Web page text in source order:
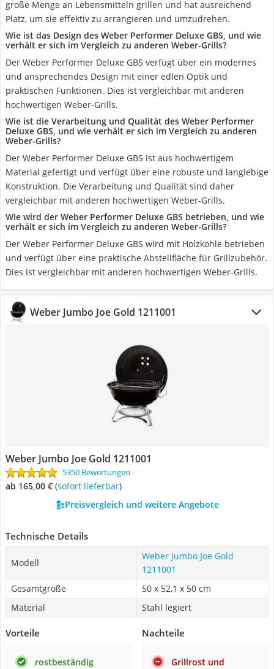
große Menge an Lebensmitteln grillen und hat ausreichend
Platz, um sie effektiv zu arrangieren und umzudrehen.
Wie ist das Design des Weber Performer Deluxe GBS, und wie
verhält er sich im Vergleich zu anderen Weber-Grills?
Der Weber Performer Deluxe GBS verfügt über ein modernes
und ansprechendes Design mit einer edlen Optik und
praktischen Funktionen. Dies ist vergleichbar mit anderen
hochwertigen Weber-Grills.
Wie ist die Verarbeitung und Qualität des Weber Performer
Deluxe GBS, und wie verhält er sich im Vergleich zu anderen
Weber-Grills?
Der Weber Performer Deluxe GBS ist aus hochwertigem
Material gefertigt und verfügt über eine robuste und langlebige
Konstruktion. Die Verarbeitung und Qualität sind daher
vergleichbar mit anderen hochwertigen Weber-Grills.
Wie wird der Weber Performer Deluxe GBS betrieben, und wie
verhält er sich im Vergleich zu anderen Weber-Grills?
Der Weber Performer Deluxe GBS wird mit Holzkohle betrieben
und verfügt über eine praktische Abstellfläche für Grillzubehör.
Dies ist vergleichbar mit anderen hochwertigen Weber-Grills.
Weber Jumbo Joe Gold 1211001
Weber Jumbo Joe Gold 1211001
5350 Bewertungen
ab 165,00 € ( Sofort lieferbar)
Preisvergleich und weitere Angebote
Technische Details
Modell
Weber Jumbo Joe Gold
1211001
Gesamtgröße
50 x 52,1 x 50 cm
Material
Stahl legiert
Vorteile
rostbeständig
Nachteile
Grillrost und